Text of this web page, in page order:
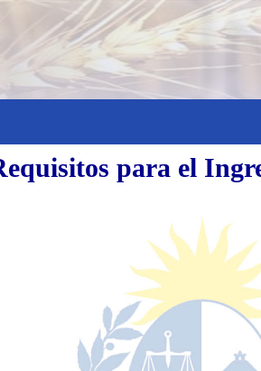
para el